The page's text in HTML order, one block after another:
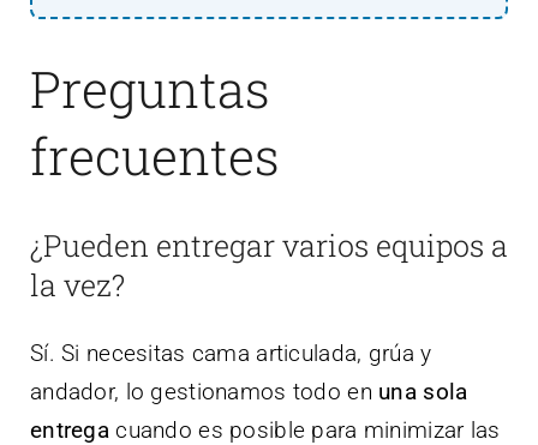
Preguntas
frecuentes
¿Pueden entregar varios equipos a
la vez?
Sí. Si necesitas cama articulada, grúa y
andador, lo gestionamos todo en una sola
entrega cuando es posible para minimizar las